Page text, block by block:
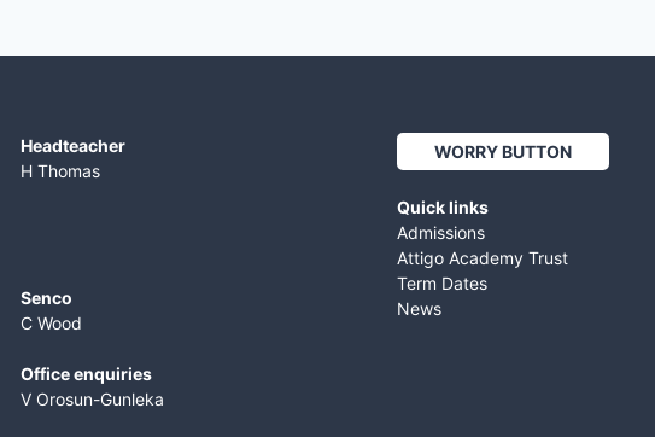
​Headteacher
H Thomas
Senco
C Wood
Office enquiries
V Orosun-Gunleka
WORRY BUTTON
Quick links
Admissions
Attigo Academy Trust
Term Dates
News